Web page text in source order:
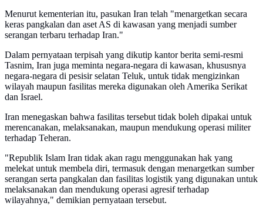
Menurut kementerian itu, pasukan Iran telah "menargetkan secara
keras pangkalan dan aset AS di kawasan yang menjadi sumber
serangan terbaru terhadap Iran."
Dalam pernyataan terpisah yang dikutip kantor berita semi-resmi
Tasnim, Iran juga meminta negara-negara di kawasan, khususnya
negara-negara di pesisir selatan Teluk, untuk tidak mengizinkan
wilayah maupun fasilitas mereka digunakan oleh Amerika Serikat
dan Israel.
Iran menegaskan bahwa fasilitas tersebut tidak boleh dipakai untuk
merencanakan, melaksanakan, maupun mendukung operasi militer
terhadap Teheran.
"Republik Islam Iran tidak akan ragu menggunakan hak yang
melekat untuk membela diri, termasuk dengan menargetkan sumber
serangan serta pangkalan dan fasilitas logistik yang digunakan untuk
melaksanakan dan mendukung operasi agresif terhadap
wilayahnya," demikian pernyataan tersebut.